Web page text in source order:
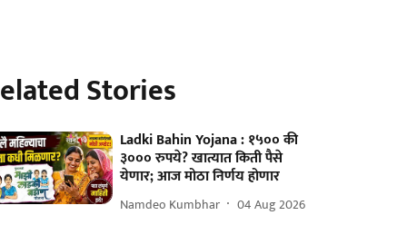
Stories
Ladki Bahin Yojana : १५०० की
३००० रुपये? खात्यात किती पैसे
येणार; आज मोठा निर्णय होणार
Namdeo Kumbhar 04 Aug 2026